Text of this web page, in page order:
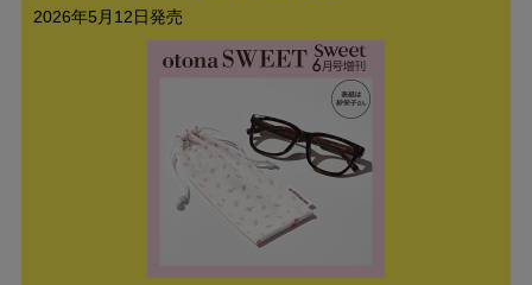
2026年5月12日発売